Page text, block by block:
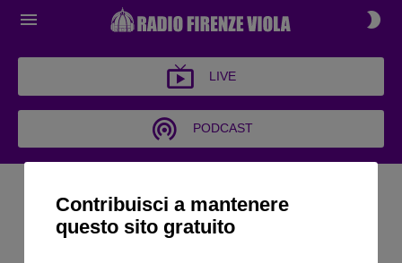
LIVE
PODCAST
OPINIONISTI
Contribuisci a mantenere
questo sito gratuito